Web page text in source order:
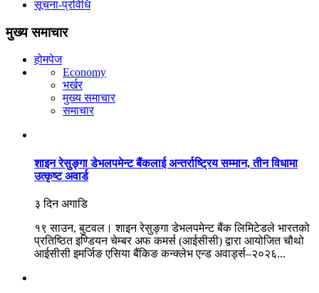
सूचना-प्रविधि
मुख्य समाचार
होमपेज
Economy
भर्खर
मुख्य समाचार
समाचार
शाइन रेसुङ्गा डेभलपमेन्ट बैंकलाई अन्तर्राष्ट्रिय सम्मान, तीन विधामा
उत्कृष्ट अवार्ड
३ दिन अगाडि
१९ साउन, बुटवल। शाइन रेसुङ्गा डेभलपमेन्ट बैंक लिमिटेडले भारतको
प्रतिष्ठित इण्डियन चेम्बर अफ कमर्स (आईसीसी) द्वारा आयोजित चौथो
आईसीसी इमर्जिङ एसिया बैंकिङ कन्क्लेभ एन्ड अवार्ड्स–२०२६...